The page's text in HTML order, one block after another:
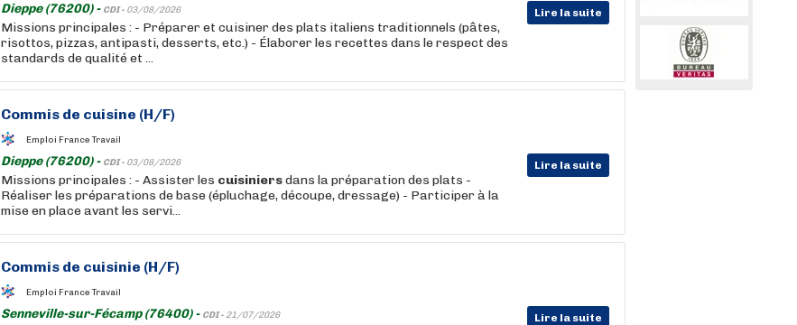
Dieppe (76200) - CDI - 03/08/2026 Lire la suite
Missions principales : - Préparer et cuisiner des plats italiens traditionnels (pâtes,
risottos, pizzas, antipasti, desserts, etc.) - Élaborer les recettes dans le respect des
standards de qualité et ...
Commis de cuisine (H/F)
Emploi France Travail
Dieppe (76200) - CDI - 03/08/2026 Lire la suite
Missions principales : - Assister les cuisiniersdans la préparation des plats -
Réaliser les préparations de base (épluchage, découpe, dressage) - Participer à la
mise en place avant les servi...
Commis de cuisinie (H/F)
Emploi France Travail
Senneville-sur-Fécamp (76400) - CDI - 21/07/2026 Lire la suite